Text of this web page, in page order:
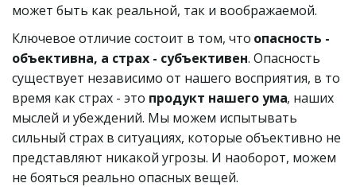
может быть как реальной, так и воображаемой.
Ключевое отличие состоит в том, что опасность -
объективна, а страх - субъективен. Опасность
существует независимо от нашего восприятия, в то
время как страх - это продукт нашего ума, наших
мыслей и убеждений. Мы можем испытывать
сильный страх в ситуациях, которые объективно не
представляют никакой угрозы. И наоборот, можем
не бояться реально опасных вещей.